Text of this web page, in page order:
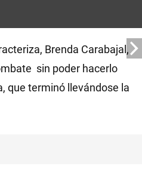
Brenda Carabajal,
sin poder hacerlo
que terminó llevándose la